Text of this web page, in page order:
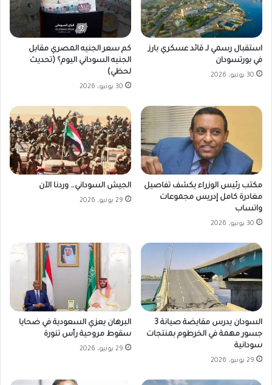
استقبال رسمي لـ قائد عسكري بارز
في بورتسودان
30 يونيو، 2026
كم سعر الجنيه المصري مقابل
الجنيه السوداني اليوم؟ (تحديث
لحظي)
30 يونيو، 2026
مكتب رئيس الوزراء يكشف تفاصيل
مغادرة كامل إدريس مجموعات
واتساب
30 يونيو، 2026
الجيش السوداني… وردنا الآن
29 يونيو، 2026
السودان يدرس مقايضة صيانة 3
جسور مهمة في الخرطوم بمنتجات
سودانية
29 يونيو، 2026
البرهان يعزي السعودية في ضحايا
سقوط مروحية رأس تنورة
29 يونيو، 2026